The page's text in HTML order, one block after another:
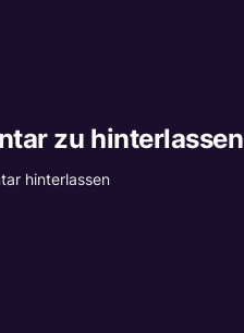
zu hinterlassen
hinterlassen